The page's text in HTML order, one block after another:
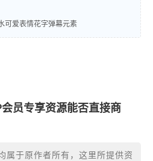
可爱表情花字弹幕元素
员专享资源能否直接商
属于原作者所有，这里所提供资